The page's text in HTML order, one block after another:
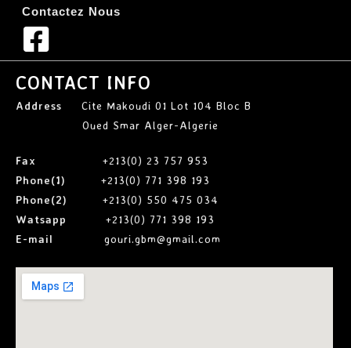
Contactez Nous
CONTACT INFO
Address Cite Makoudi 01 Lot 104 Bloc B
Oued Smar Alger-Algerie
Fax
+213(0) 23 757 953
Phone(1)
+213(0) 771 398 193
Phone(2)
+213(0) 550 475 034
Watsapp
+213(0) 771 398 193
E-mail
gouri.gbm@gmail.com